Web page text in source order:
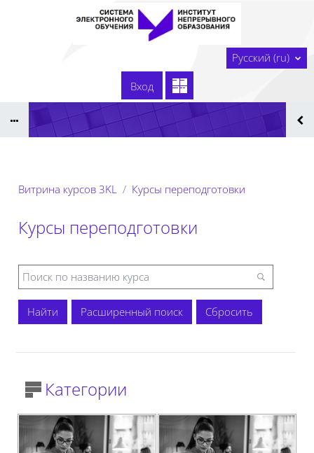
Перейти к основному содержанию
Сайт образовательной организации
Тех. поддержка
Сдать технологическую карту
Реестр ЭОР ДПО 2025
Русский ‎(ru)‎
Вход
Витрина курсов 3KL Курсы переподготовки
Курсы переподготовки
Расширенный поиск
Категории